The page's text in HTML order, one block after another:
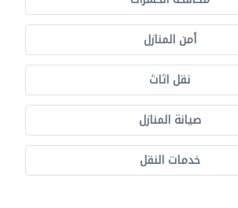
أمن المنازل
نقل اثاث
صيانة المنازل
خدمات النقل